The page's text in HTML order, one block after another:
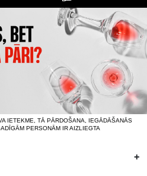
IETEKME, TĀ PĀRDOŠANA, IEGĀDĀŠANĀS
PERSONĀM IR AIZLIEGTA